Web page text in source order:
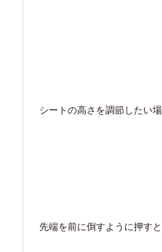
シートの高さを調節したい
先端を前に倒すように押す